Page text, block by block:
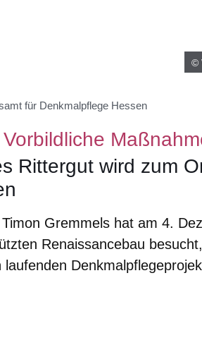
©
für Denkmalpflege Hessen
Vorbildliche
Rittergut wird zum
Gremmels hat am 4.
Renaissancebau
laufenden